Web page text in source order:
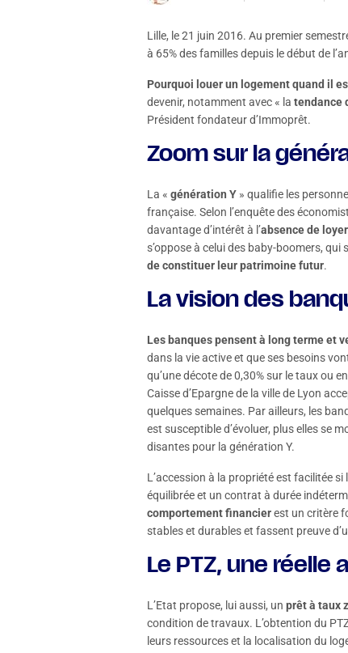
Lille, le 21 juin 2016. Au premier
à 65% des familles depuis le début de
Pourquoi louer un logement quand il
devenir, notamment avec « la tendance
Président fondateur d’Immoprêt.
Zoom sur la
La « génération Y » qualifie les
française. Selon l’enquête des
davantage d’intérêt à l’absence de
s’oppose à celui des baby-boomers,
de constituer leur patrimoine futur.
La vision des
Les banques pensent à long terme et
dans la vie active et que ses besoins
qu’une décote de 0,30% sur le taux ou
Caisse d’Epargne de la ville de Lyon
quelques semaines. Par ailleurs, les
est susceptible d’évoluer, plus elles se
disantes pour la génération Y.
L’accession à la propriété est facilitée
équilibrée et un contrat à durée
comportement financierest un critère
stables et durables et fassent preuve
Le PTZ, une
L’Etat propose, lui aussi, un prêt à taux
condition de travaux. L’obtention du
leurs ressources et la localisation du